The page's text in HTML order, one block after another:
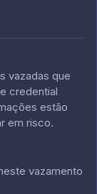
vazadas que
credential
estão
em risco.
vazamento